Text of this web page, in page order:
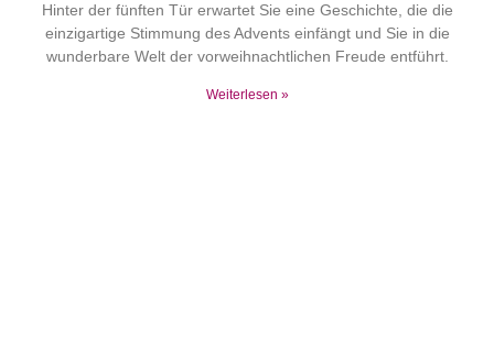
Hinter der fünften Tür erwartet Sie eine Geschichte, die die
einzigartige Stimmung des Advents einfängt und Sie in die
wunderbare Welt der vorweihnachtlichen Freude entführt.
Weiterlesen »